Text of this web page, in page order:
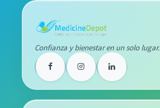
Confianza y bienestar en un solo lugar.